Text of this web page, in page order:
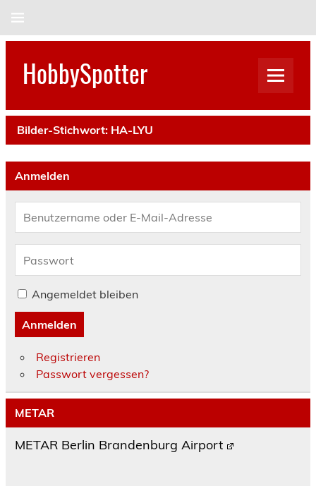
HobbySpotter
Bilder-Stichwort: HA-LYU
Anmelden
Angemeldet bleiben
Anmelden
Registrieren
Passwort vergessen?
METAR
METAR Berlin Brandenburg Airport